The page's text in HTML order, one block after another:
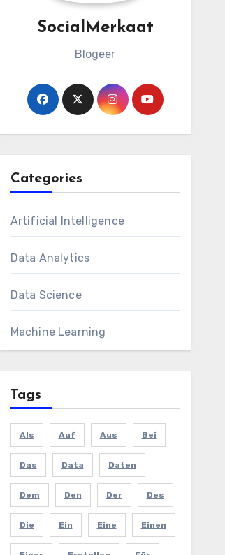
SocialMerkaat
Blogeer
Categories
Artificial Intelligence
Data Analytics
Data Science
Machine Learning
Tags
Als Auf Aus Bei
Das Data Daten
Dem Den Der Des
Die Ein Eine Einen